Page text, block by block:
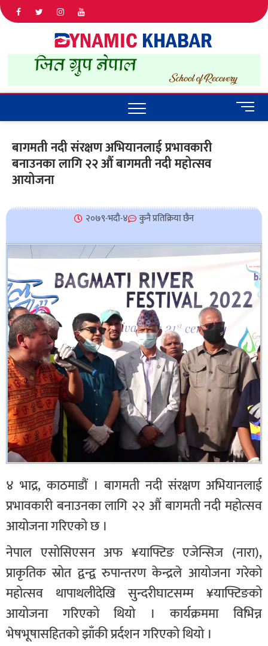
IN NEPAL
M
e
o
बागमती नदी संरक्षण अभियानलाई प्रभावकारी
बनाउनका लागि २२ औं बागमती नदी महोत्सव
आयोजना
२०७९-भदौ-४ कुनै प्रतिक्रिया छैन
४ भाद्र, काठमाडौं । बागमती नदी संरक्षण अभियानलाई
प्रभावकारी बनाउनका लागि २२ औं बागमती नदी महोत्सव
आयोजना गरिएको छ ।
नेपाल एसोसिएसन अफ ¥याफ्टिङ एजेन्सिज (नारा),
प्राकृतिक स्रोत द्वन्द्व रुपान्तरण केन्द्रले आयोजना गरेको
महोत्सव थापाथलीदेखि सुन्दरीघाटसम्म ¥याफ्टिङको
आयोजना गरिएको थियो । कार्यक्रममा विभिन्न
भेषभूषासहितको झाँकी प्रर्दशन गरिएको थियो ।